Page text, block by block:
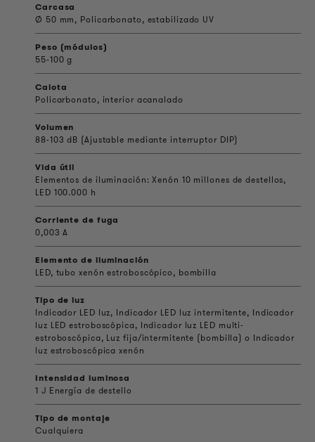
Carcasa
Ø 50 mm, Policarbonato, estabilizado UV
Peso (módulos)
55-100 g
Calota
Policarbonato, interior acanalado
Volumen
88-103 dB (Ajustable mediante interruptor DIP)
Vida útil
Elementos de iluminación: Xenón 10 millones de destellos,
LED 100.000 h
Corriente de fuga
0,003 A
Elemento de iluminación
LED, tubo xenón estroboscópico, bombilla
Tipo de luz
Indicador LED luz, Indicador LED luz intermitente, Indicador
luz LED estroboscópica, Indicador luz LED multi-
estroboscópica, Luz fija/intermitente (bombilla) o Indicador
luz estroboscópica xenón
Intensidad luminosa
1 J Energía de destello
Tipo de montaje
Cualquiera